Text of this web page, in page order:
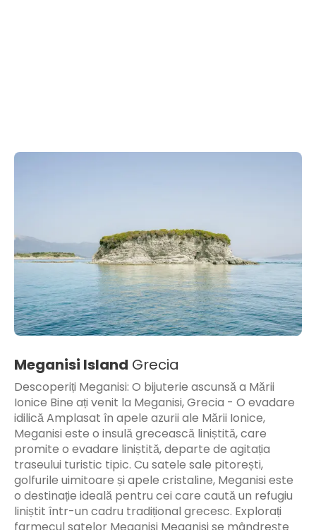
Meganisi Island Grecia
Descoperiți Meganisi: O bijuterie ascunsă a Mării
Ionice Bine ați venit la Meganisi, Grecia - O evadare
idilică Amplasat în apele azurii ale Mării Ionice,
Meganisi este o insulă grecească liniștită, care
promite o evadare liniștită, departe de agitația
traseului turistic tipic. Cu satele sale pitorești,
golfurile uimitoare și apele cristaline, Meganisi este
o destinație ideală pentru cei care caută un refugiu
liniștit într-un cadru tradițional grecesc. Explorați
farmecul satelor Meganisi Meganisi se mândrește